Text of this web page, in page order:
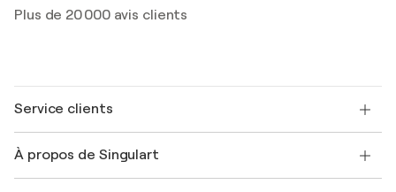
Plus de 20 000 avis clients
Service clients
Expédition
À propos de Singulart